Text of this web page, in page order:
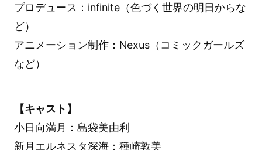
プロデュース：infinite（色づく世界の明日からな
ど）
アニメーション制作：Nexus（コミックガールズ
など）
【キャスト】
小日向満月：島袋美由利
新月エルネスタ深海：種崎敦美